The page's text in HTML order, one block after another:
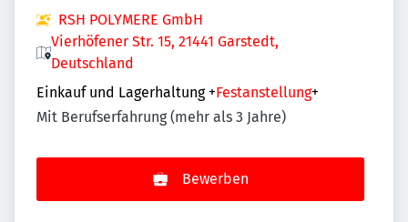
RSH POLYMERE GmbH
Vierhöfener Str. 15, 21441 Garstedt,
Deutschland
Einkauf und Lagerhaltung +Festanstellung+
Mit Berufserfahrung (mehr als 3 Jahre)
Bewerben